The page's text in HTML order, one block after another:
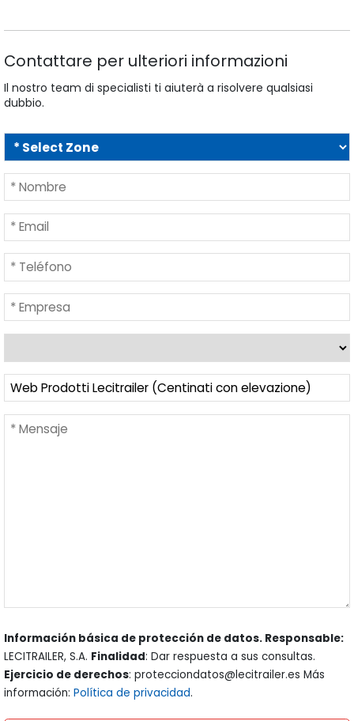
Contattare per ulteriori informazioni
Il nostro team di specialisti ti aiuterà a risolvere qualsiasi
dubbio.
Información básica de protección de datos. Responsable:
LECITRAILER, S.A. Finalidad: Dar respuesta a sus consultas.
Ejercicio de derechos: protecciondatos@lecitrailer.es Más
información: Política de privacidad.